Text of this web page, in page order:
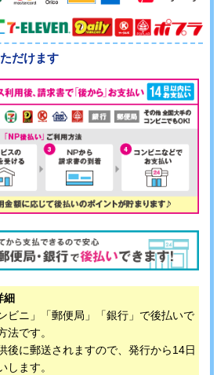
だけます
細
ビニ」「郵便局」「銀行」で後払いで
法です。
後に郵送されますので、発行から14日
します。